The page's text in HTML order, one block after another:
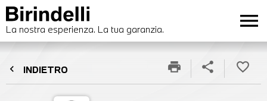
La nostra esperienza. La tua garanzia. menu
chevron_left INDIETRO print share favorite_border